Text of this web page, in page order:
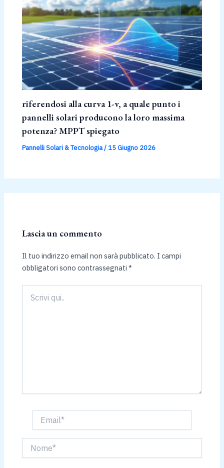
riferendosi alla curva 1-v, a quale punto i
pannelli solari producono la loro massima
potenza? MPPT spiegato
Pannelli Solari & Tecnologia/ 15 Giugno 2026
Lascia un commento
Il tuo indirizzo email non sarà pubblicato. I campi
obbligatori sono contrassegnati*
qui..
Email*